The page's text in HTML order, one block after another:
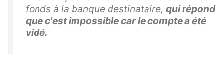
fonds à la banque destinataire, qui répond
que c'est impossible car le compte a été
vidé.